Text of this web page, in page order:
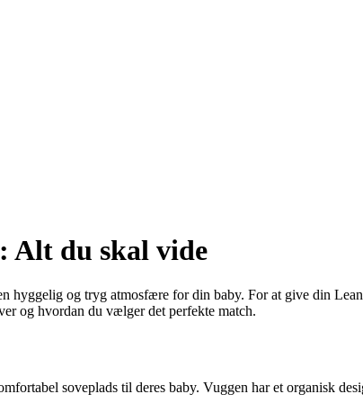
Alt du skal vide
hyggelig og tryg atmosfære for din baby. For at give din
og hvordan du vælger det perfekte match.
soveplads til deres baby. Vuggen har et organisk